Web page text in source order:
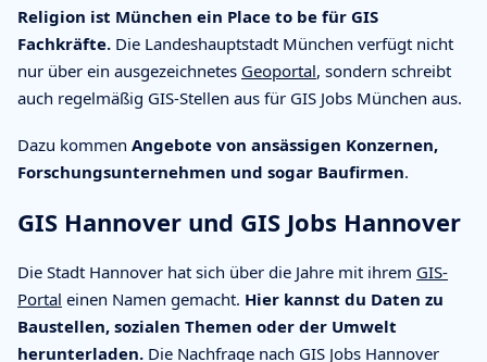
Religion ist München ein Place to be für GIS
Fachkräfte. Die Landeshauptstadt München verfügt nicht
nur über ein ausgezeichnetes Geoportal, sondern schreibt
auch regelmäßig GIS-Stellen aus für GIS Jobs München aus.
Dazu kommen Angebote von ansässigen Konzernen,
Forschungsunternehmen und sogar Baufirmen.
GIS Hannover und GIS Jobs Hannover
Die Stadt Hannover hat sich über die Jahre mit ihrem GIS-
Portal einen Namen gemacht. Hier kannst du Daten zu
Baustellen, sozialen Themen oder der Umwelt
herunterladen. Die Nachfrage nach GIS Jobs Hannover